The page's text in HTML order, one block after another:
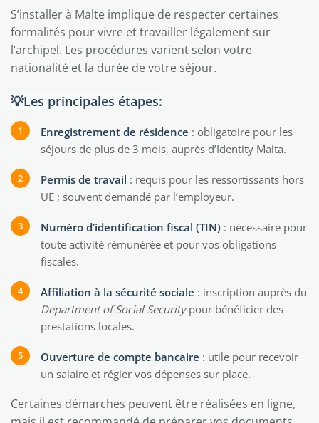
S’installer à Malte implique de respecter certaines
formalités pour vivre et travailler légalement sur
l’archipel. Les procédures varient selon votre
nationalité et la durée de votre séjour.
💡Les principales étapes:
Enregistrement de résidence : obligatoire pour les
séjours de plus de 3 mois, auprès d’Identity Malta.
Permis de travail : requis pour les ressortissants hors
UE ; souvent demandé par l’employeur.
Numéro d’identification fiscal (TIN) : nécessaire pour
toute activité rémunérée et pour vos obligations
fiscales.
Affiliation à la sécurité sociale : inscription auprès du
Department of Social Securitypour bénéficier des
prestations locales.
Ouverture de compte bancaire : utile pour recevoir
un salaire et régler vos dépenses sur place.
Certaines démarches peuvent être réalisées en ligne,